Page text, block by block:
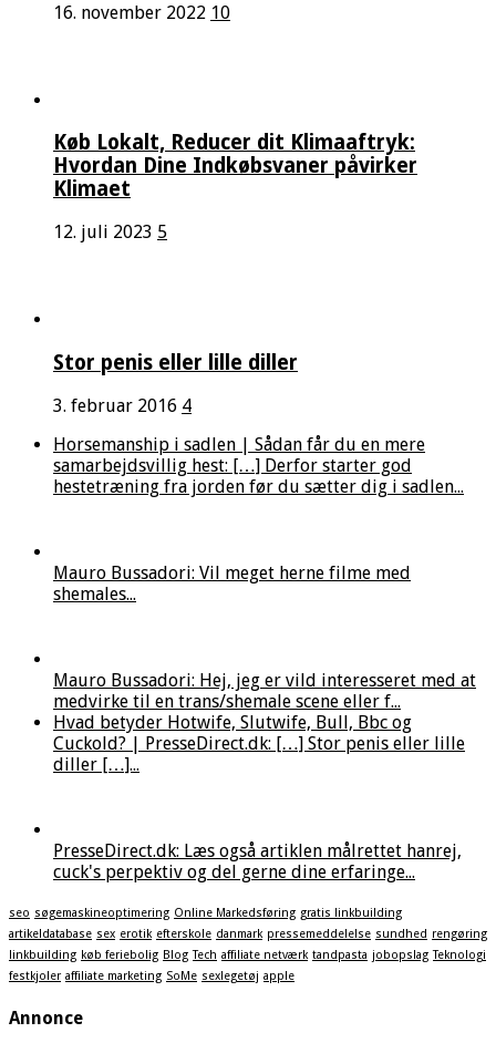
16. november 2022 10
Køb Lokalt, Reducer dit Klimaaftryk:
Hvordan Dine Indkøbsvaner påvirker
Klimaet
12. juli 2023 5
Stor penis eller lille diller
3. februar 2016 4
Horsemanship i sadlen | Sådan får du en mere
samarbejdsvillig hest: […] Derfor starter god
hestetræning fra jorden før du sætter dig i sadlen...
Mauro Bussadori: Vil meget herne filme med
shemales...
Mauro Bussadori: Hej, jeg er vild interesseret med at
medvirke til en trans/shemale scene eller f...
Hvad betyder Hotwife, Slutwife, Bull, Bbc og
Cuckold? | PresseDirect.dk: […] Stor penis eller lille
diller […]...
PresseDirect.dk: Læs også artiklen målrettet hanrej,
cuck's perpektiv og del gerne dine erfaringe...
seo søgemaskineoptimering Online Markedsføring gratis linkbuilding
artikeldatabase sex erotik efterskole danmark pressemeddelelse sundhed rengøring
linkbuilding køb feriebolig Blog Tech affiliate netværk tandpasta jobopslag Teknologi
festkjoler affiliate marketing SoMe sexlegetøj apple
Annonce